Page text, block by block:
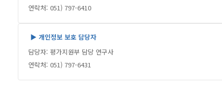
연락처: 051) 797-6410
▶ 개인정보 보호 담당자
담당자: 평가지원부 담당 연구사
연락처: 051) 797-6431